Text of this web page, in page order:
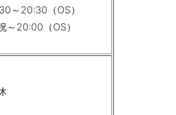
～ 20:30 （OS）
～20:00（OS）